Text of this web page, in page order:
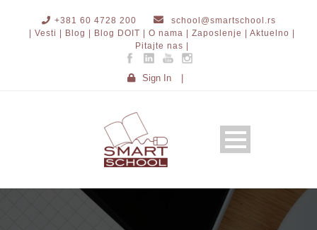
+381 60 4728 200
school@smartschool.rs
| Vesti |
Blog | Blog DOIT | O nama | Zaposlenje |
Aktuelno |
Pitajte nas |
Sign In